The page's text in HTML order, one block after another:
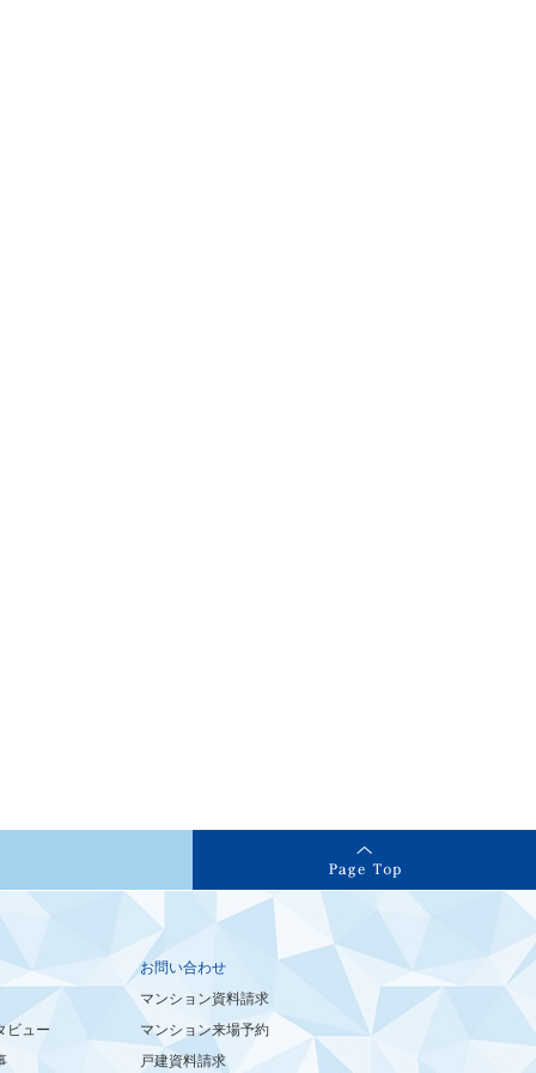
ビュー
お問い合わせ
マンション資料請求
マンション来場予約
戸建資料請求